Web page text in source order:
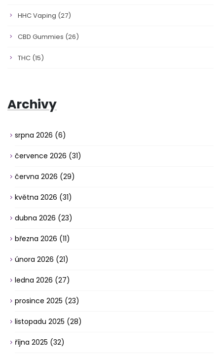
HHC Vaping (27)
CBD Gummies (26)
THC (15)
Archivy
srpna 2026 (6)
července 2026 (31)
června 2026 (29)
května 2026 (31)
dubna 2026 (23)
března 2026 (11)
února 2026 (21)
ledna 2026 (27)
prosince 2025 (23)
listopadu 2025 (28)
října 2025 (32)